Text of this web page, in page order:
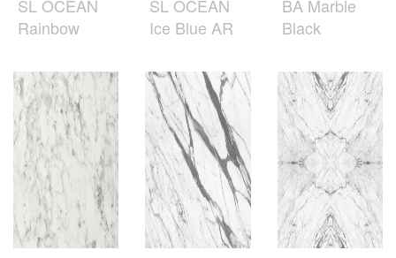
SL OCEAN
Rainbow
SL OCEAN
Ice Blue AR
BA Marble
Black